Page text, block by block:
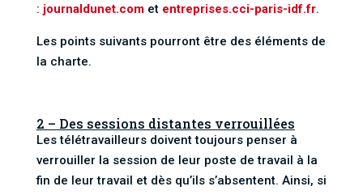
: journaldunet.comet entreprises.cci-paris-idf.fr.
Les points suivants pourront être des éléments de
la charte.
2 – Des sessions distantes verrouillées
Les télétravailleurs doivent toujours penser à
verrouiller la session de leur poste de travail à la
fin de leur travail et dès qu’ils s’absentent. Ainsi, si